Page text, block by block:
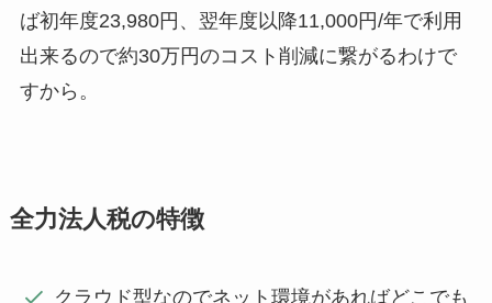
ば初年度23,980円、翌年度以降11,000円/年で利用
出来るので約30万円のコスト削減に繋がるわけで
すから。
全力法人税の特徴
クラウド型なのでネット環境があればどこでも